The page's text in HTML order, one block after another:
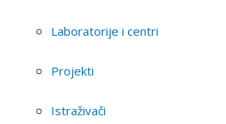
Laboratorije i centri
Projekti
Istraživači